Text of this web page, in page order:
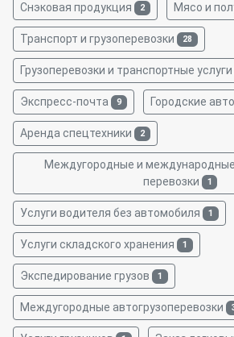
Снэковая продукция 2 Мясо и
Транспорт и грузоперевозки 28
Грузоперевозки и транспортные услуги
Экспресс-почта 9 Городские
Аренда спецтехники 2
Междугородные и
перевозки
1
Услуги водителя без автомобиля 1
Услуги складского хранения 1
Экспедирование грузов 1
Междугородные автогрузоперевозки